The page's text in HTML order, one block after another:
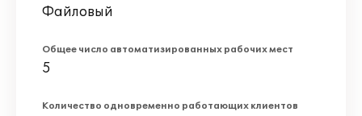
Файловый
Общее число автоматизированных рабочих мест
5
Количество одновременно работающих клиентов